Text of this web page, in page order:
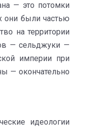
— это потомки
они были частью
на территории
— сельджуки —
империи при
— окончательно
идеологии